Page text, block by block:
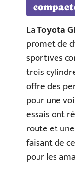
LaToyota
promet de
sportives
trois
offre des
pour une
essais ont
route et
faisant de
pour les